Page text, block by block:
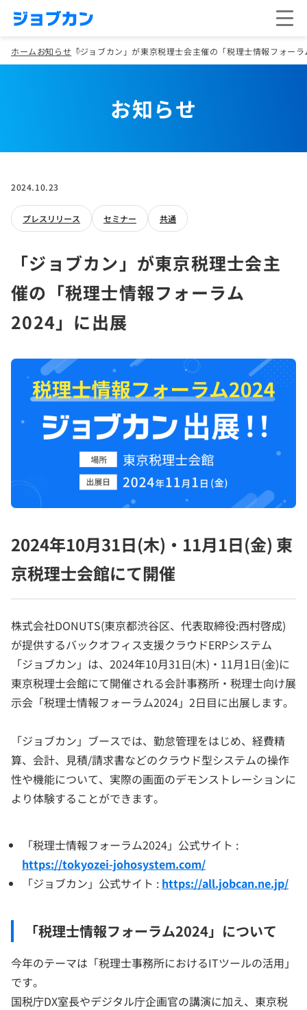
ホームお知らせ 「ジョブカン」が東京税理士会主催の「税理士情報フォー
お知らせ
2024.10.23
プレスリリース セミナー 共通
「ジョブカン」が東京税理士会主
催の「税理士情報フォーラム
2024」に出展
2024年10月31日(木)・11月1日(金) 東
京税理士会館にて開催
株式会社DONUTS(東京都渋谷区、代表取締役:西村啓成)
が提供するバックオフィス支援クラウドERPシステム
「ジョブカン」は、2024年10月31日(木)・11月1日(金)に
東京税理士会館にて開催される会計事務所・税理士向け展
示会「税理士情報フォーラム2024」2日目に出展します。
「ジョブカン」ブースでは、勤怠管理をはじめ、経費精
算、会計、見積/請求書などのクラウド型システムの操作
性や機能について、実際の画面のデモンストレーションに
より体験することができます。
「税理士情報フォーラム2024」公式サイト :
https://tokyozei-johosystem.com/
「ジョブカン」公式サイト : https://all.jobcan.ne.jp/
「税理士情報フォーラム2024」について
今年のテーマは「税理士事務所におけるITツールの活用」
です。
国税庁DX室長やデジタル庁企画官の講演に加え、東京税